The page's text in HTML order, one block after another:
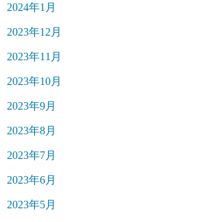
2024年1月
2023年12月
2023年11月
2023年10月
2023年9月
2023年8月
2023年7月
2023年6月
2023年5月